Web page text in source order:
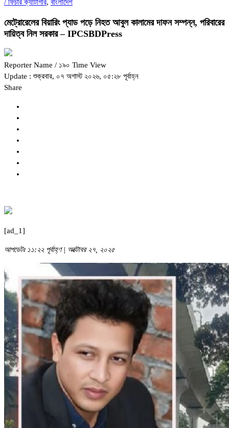
/ ফিচার ক্যাটাগরি, বাংলাদেশ
মেট্রোরেলের বিয়ারিং প্যাড পড়ে নিহত আবুল কালামের দাফন সম্পন্ন, পরিবারের
দায়িত্ব নিল সরকার – IPCSBDPress
Reporter Name / ১৯০ Time View
Update : শুক্রবার, ০৭ অগাস্ট ২০২৬, ০৫:২৮ পূর্বাহ্ন
Share
[ad_1]
আপডেটঃ ১১:২২ পূর্বাহ্ণ | অক্টোবর ২৭, ২০২৫